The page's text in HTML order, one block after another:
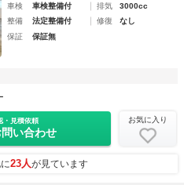
車検
車検整備付 排気
3000cc
整備
法定整備付 修復
なし
保証
保証無
・見積依頼
い合わせ
お気に入り
23人が見ています